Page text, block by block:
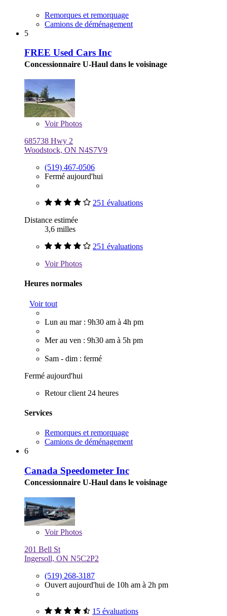
Remorques et remorquage
Camions de déménagement
5
FREE Used Cars Inc
Concessionnaire U-Haul dans le voisinage
VoirPhotos
685738 Hwy 2
Woodstock, ON N4S7V9
(519) 467-0506
Fermé aujourd'hui
251 évaluations
Distance estimée
3,6 milles
251 évaluations
VoirPhotos
Heures normales
Voir tout
Lun au mar : 9h30 am à 4h pm
Mer au ven : 9h30 am à 5h pm
Sam - dim : fermé
Fermé aujourd'hui
Retour client 24 heures
Services
Remorques et remorquage
Camions de déménagement
6
Canada Speedometer Inc
Concessionnaire U-Haul dans le voisinage
VoirPhotos
201 Bell St
Ingersoll, ON N5C2P2
(519) 268-3187
Ouvert aujourd'hui de 10h am à 2h pm
15 évaluations